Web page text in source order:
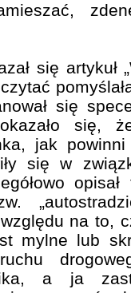
się artykuł
się
się,
jak
się w
na to,
mylne lub
a ja